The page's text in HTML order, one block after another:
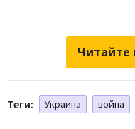
Читайте
Теги: Украина война